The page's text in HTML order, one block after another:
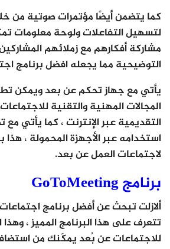
لتسهيل التفاعلات ولوحة معلومات
مشاركة أفكارهم مع زملائهم
التوضيحية مما يجعله افضل برنامج
يأتي مع جهاز تحكم عن بعد ويمكن
المجالات المهنية والتقنية
التقديمية عبر الإنترنت ، كما يأتي
استخدامه عبر الأجهزة المحمولة ، هذا
لاجتماعات العمل عن بعد.
برنامج GoToMeeting
ألازلت تبحث عن أفضل برنامج
تتعرف على هذا البرنامج المميز ،
للاجتماعات عن بُعد يمكّنك من